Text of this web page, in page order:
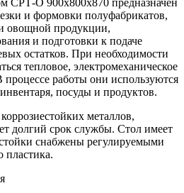
и формовки полуфабрикатов,
овощной продукции,
и подготовки к подаче
остатков. При необходимости
тепловое, электромеханическое
процессе работы они используются
посуды и продуктов.
металлов,
долгий срок службы. Стол имеет
снабжены регулируемыми
пластика.